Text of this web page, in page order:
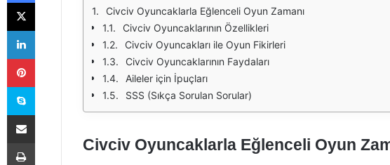
Civciv Oyuncaklarla Eğlenceli Oyun Zamanı
Civciv Oyuncaklarının Özellikleri
Civciv Oyuncakları ile Oyun Fikirleri
Civciv Oyuncaklarının Faydaları
Aileler için İpuçları
SSS (Sıkça Sorulan Sorular)
Civciv Oyuncaklarla Eğlenceli Oyun
LinkedIn
Pinterest
Skype
E-Posta ile paylaş